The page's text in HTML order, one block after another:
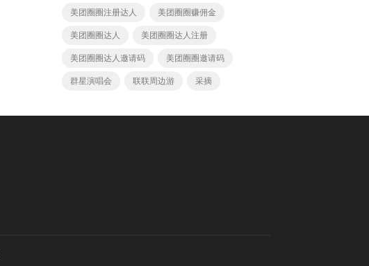
美团圈圈注册达人 美团圈圈赚佣金
美团圈圈达人 美团圈圈达人注册
美团圈圈达人邀请码 美团圈圈邀请码
群星演唱会 联联周边游 采摘